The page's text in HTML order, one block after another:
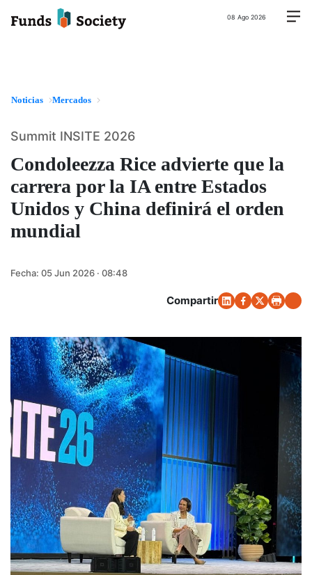
08 Ago 2026
Noticias Mercados
Condoleezza Rice advierte que la
carrera por la IA entre Estados
Unidos y China definirá el orden
mundial
Summit INSITE 2026
Fecha: 05 Jun 2026 · 08:48
Compartir